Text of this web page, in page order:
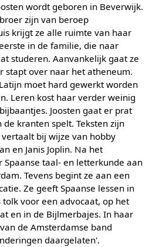
wordt geboren in Beverwijk.
zijn van beroep
krijgt ze alle ruimte van haar
in de familie, die naar
studeren. Aanvankelijk gaat ze
stapt over naar het atheneum.
moet hard gewerkt worden
Leren kost haar verder weinig
Joosten gaat er prat
kranten spelt. Teksten zijn
bij wijze van hobby
en Janis Joplin. Na het
taal- en letterkunde aan
Tevens begint ze aan een
Ze geeft Spaanse lessen in
voor een advocaat, op het
en in de Bijlmerbajes. In haar
de Amsterdamse band
daargelaten'.